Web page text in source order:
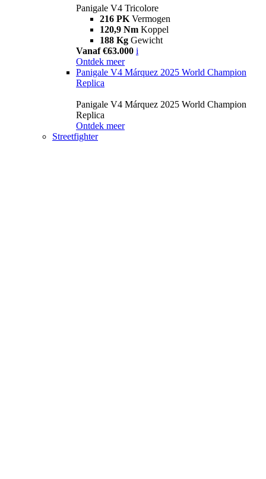
Panigale V4 Tricolore
216 PK Vermogen
120,9 Nm Koppel
188 Kg Gewicht
Vanaf €63.000 i
Ontdek meer
Panigale V4 Márquez 2025 World Champion
Replica
Panigale V4 Márquez 2025 World Champion
Replica
Ontdek meer
Streetfighter